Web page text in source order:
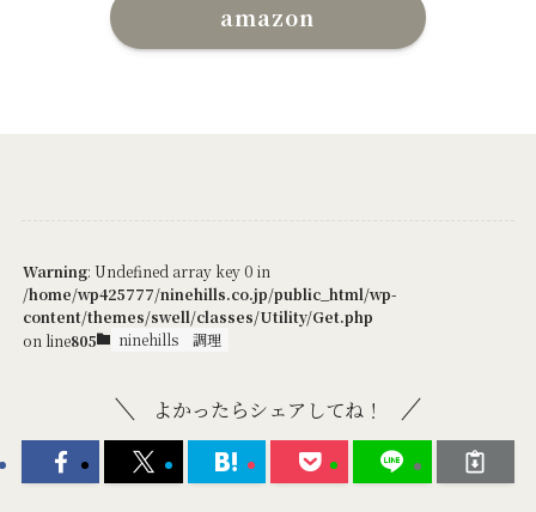
amazon
Warning: Undefined array key 0 in
/home/wp425777/ninehills.co.jp/public_html/wp-
content/themes/swell/classes/Utility/Get.php
on line805 ninehills 調理
よかったらシェアしてね！